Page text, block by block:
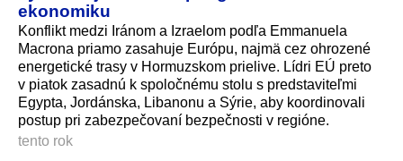
ekonomiku
Konflikt medzi Iránom a Izraelom podľa Emmanuela
Macrona priamo zasahuje Európu, najmä cez ohrozené
energetické trasy v Hormuzskom prielive. Lídri EÚ preto
v piatok zasadnú k spoločnému stolu s predstaviteľmi
Egypta, Jordánska, Libanonu a Sýrie, aby koordinovali
postup pri zabezpečovaní bezpečnosti v regióne.
tento rok